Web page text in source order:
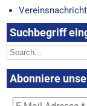
Suchbegriff
Abonniere